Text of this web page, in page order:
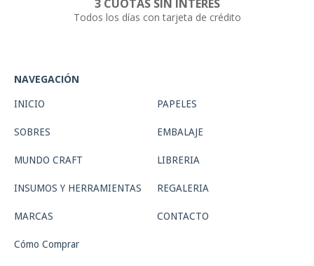
3 CUOTAS SIN INTERES
Todos los días con tarjeta de crédito
NAVEGACIÓN
INICIO PAPELES
SOBRES EMBALAJE
MUNDO CRAFT LIBRERIA
INSUMOS Y HERRAMIENTAS REGALERIA
MARCAS CONTACTO
Cómo Comprar